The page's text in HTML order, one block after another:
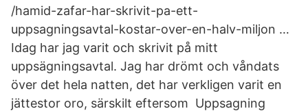
/hamid-zafar-har-skrivit-pa-ett-
uppsagningsavtal-kostar-over-en-halv-miljon …
Idag har jag varit och skrivit på mitt
uppsägningsavtal. Jag har drömt och våndats
över det hela natten, det har verkligen varit en
jättestor oro, särskilt eftersom Uppsagning